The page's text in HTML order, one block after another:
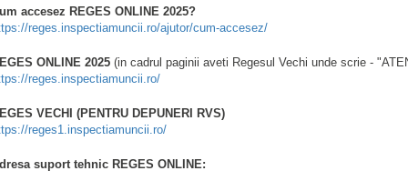
accesez REGES ONLINE 2025?
reges.inspectiamuncii.ro/ajutor/cum-accesez/
ONLINE 2025 (in cadrul paginii aveti Regesul Vechi unde scrie -
reges.inspectiamuncii.ro/
VECHI (PENTRU DEPUNERI RVS)
reges1.inspectiamuncii.ro/
suport tehnic REGES ONLINE: